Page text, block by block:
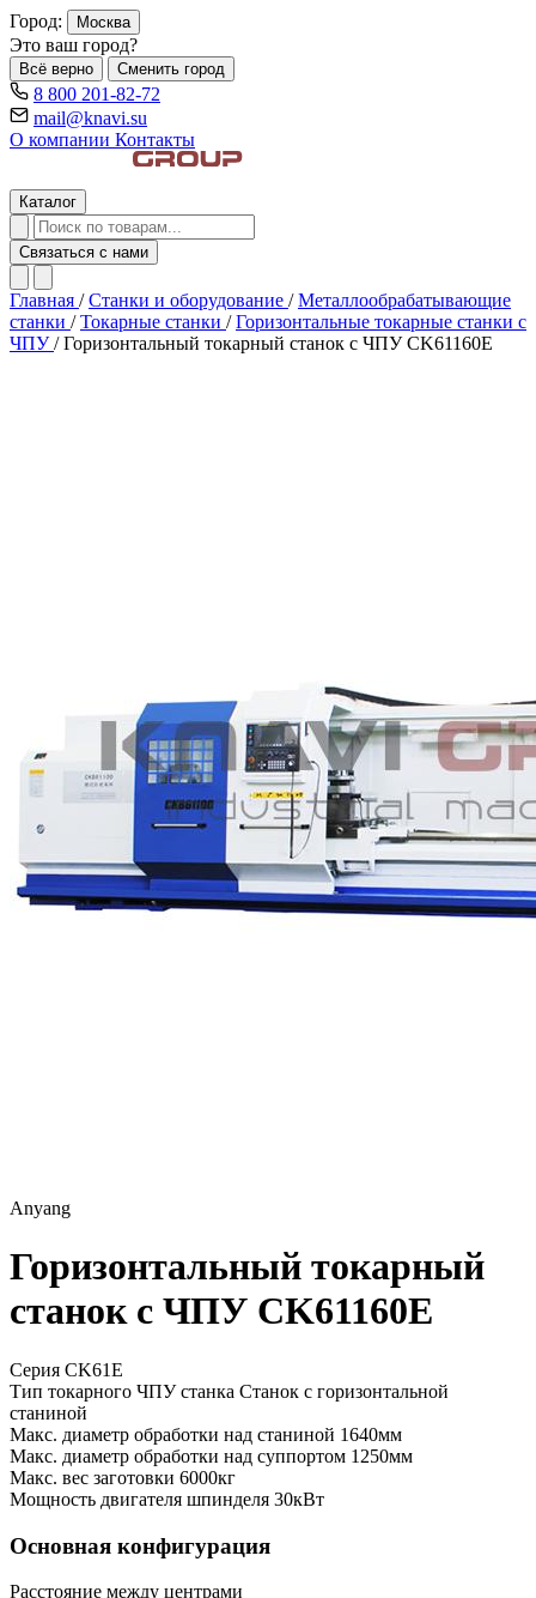
Город: Москва
Это ваш город?
Всё верно Сменить город
8 800 201-82-72
mail@knavi.su
О компании Контакты
Каталог
Связаться с нами
Главная / Станки и оборудование / Металлообрабатывающие
станки / Токарные станки / Горизонтальные токарные станки с
ЧПУ/ Горизонтальный токарный станок с ЧПУ CK61160E
Anyang
Горизонтальный токарный
станок с ЧПУ CK61160E
Серия CK61E
Тип токарного ЧПУ станка Станок с горизонтальной
станиной
Макс. диаметр обработки над станиной 1640мм
Макс. диаметр обработки над суппортом 1250мм
Макс. вес заготовки 6000кг
Мощность двигателя шпинделя 30кВт
Основная конфигурация
Расстояние между центрами